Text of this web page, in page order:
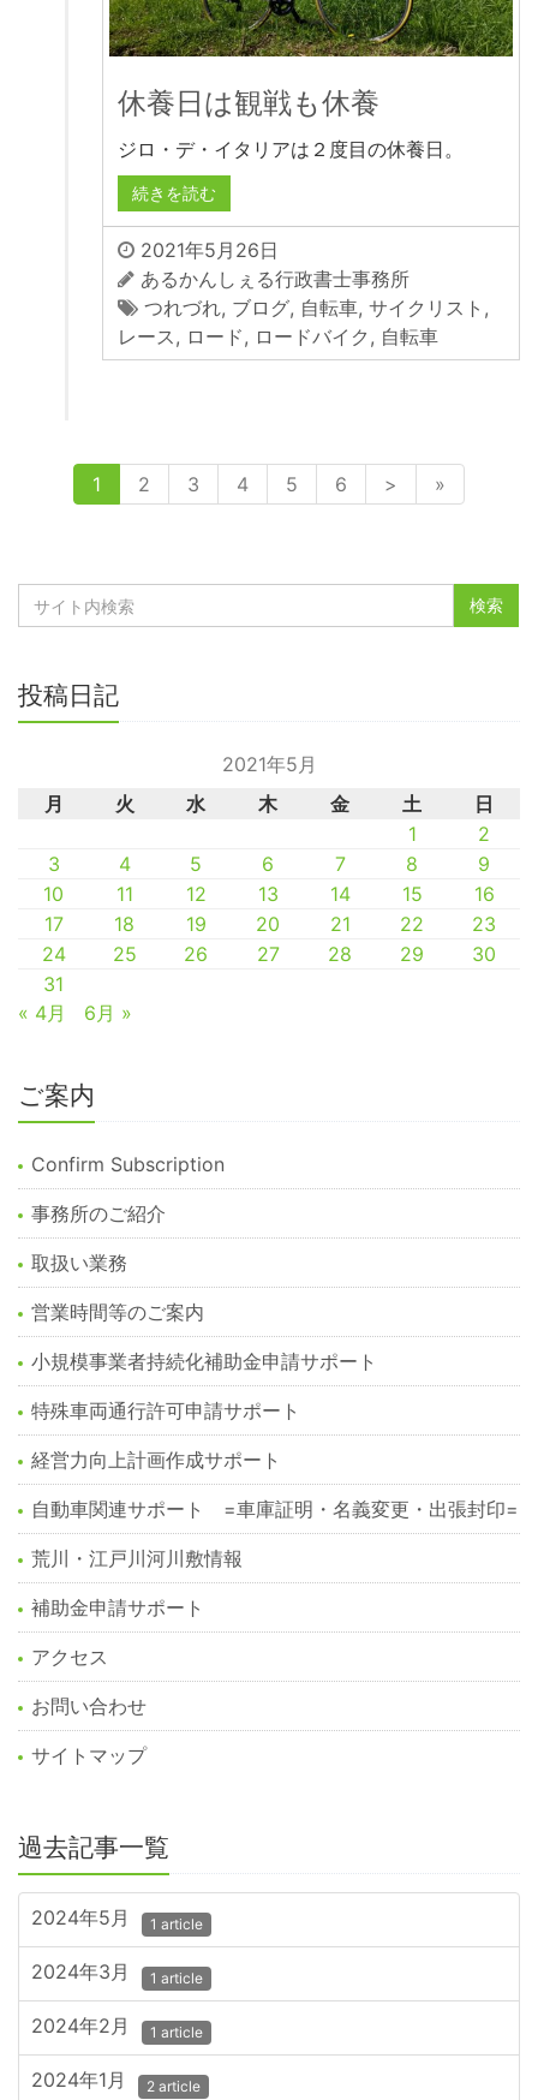
休養日は観戦も休養
ジロ・デ・イタリアは２度目の休養日。
続きを読む
2021年5月26日
あるかんしぇる行政書士事務所
つれづれ, ブログ, 自転車, サイクリスト ,
レース, ロード, ロードバイク , 自転車
1 2 3 4 5 6 > »
投稿日記
2021年5月
月
火 水 木 金 土
日
1
2
3
4 5 6 7 8
9
10
11 12 13 14 15
16
17
18 19 20 21 22
23
24
25 26 27 28 29
30
31
« 4月
6月 »
ご案内
Confirm Subscription
事務所のご紹介
取扱い業務
営業時間等のご案内
小規模事業者持続化補助金申請サポート
特殊車両通行許可申請サポート
経営力向上計画作成サポート
自動車関連サポート =車庫証明・名義変更・出張封印=
荒川・江戸川河川敷情報
補助金申請サポート
アクセス
お問い合わせ
サイトマップ
過去記事一覧
2024年5月 1 article
2024年3月 1 article
2024年2月 1 article
2024年1月 2 article